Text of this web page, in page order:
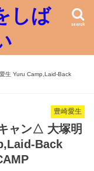
しば
search
生 Yuru Camp,Laid-Back
豊崎愛生
ャン△ 大塚明
Back